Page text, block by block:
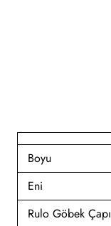
Boyu
Eni
Rulo Göbek Çapı